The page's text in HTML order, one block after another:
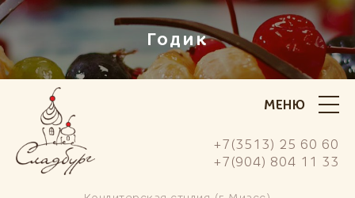
Годик
МЕНЮ
+7(3513) 25 60 60
+7(904) 804 11 33